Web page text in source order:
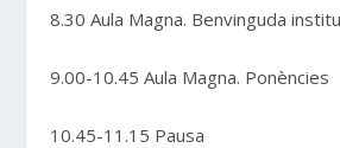
8.30 Aula Magna. Benvinguda
9.00-10.45 Aula Magna. Ponències
10.45-11.15 Pausa